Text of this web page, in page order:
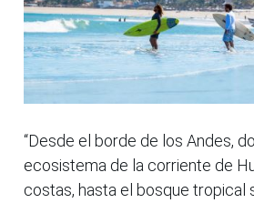
“Desde el borde de los Andes,
ecosistema de la corriente de
costas, hasta el bosque tropical